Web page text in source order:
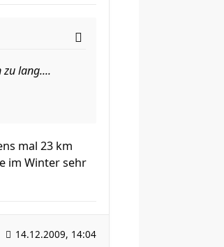
lang....
mal 23 km
im Winter sehr
14.12.2009, 14:04